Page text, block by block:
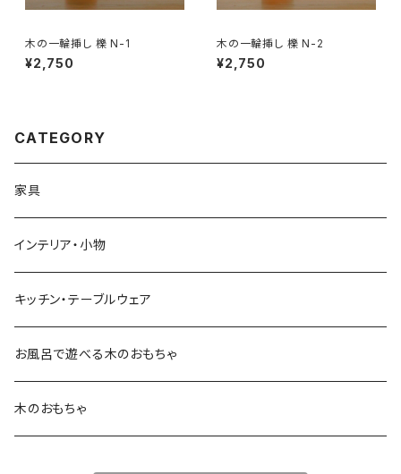
木の一輪挿し 櫟 N-1
¥2,750
木の一輪挿し 櫟 N-2
¥2,750
CATEGORY
家具
インテリア・小物
キッチン・テーブルウェア
お風呂で遊べる木のおもちゃ
木のおもちゃ